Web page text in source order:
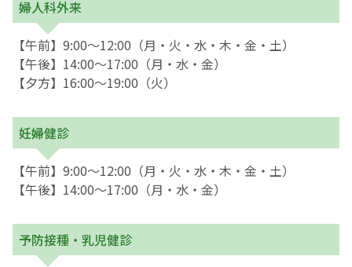
婦人科外来
【午前】9:00～12:00（月・火・水・木・金・土）
【午後】14:00～17:00（月・水・金）
【夕方】16:00～19:00（火）
妊婦健診
【午前】9:00～12:00（月・火・水・木・金・土）
【午後】14:00～17:00（月・水・金）
予防接種・乳児健診